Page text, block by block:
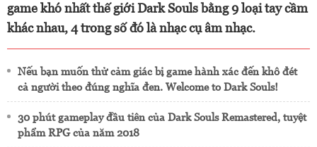
game khó nhất thế giới Dark Souls bằng 9 loại tay cầm
khác nhau, 4 trong số đó là nhạc cụ âm nhạc.
Nếu bạn muốn thử cảm giác bị game hành xác đến khô đét
cả người theo đúng nghĩa đen. Welcome to Dark Souls!
30 phút gameplay đầu tiên của Dark Souls Remastered, tuyệt
phẩm RPG của năm 2018